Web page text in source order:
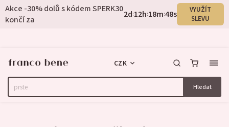
Akce -30% dolů s kódem SPERK30
končí za
2d:12h:18m:47s
VYUŽÍT
SLEVU
Hledat
CZK
1 hodnocení